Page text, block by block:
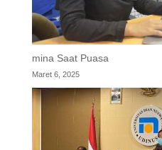
mina Saat Puasa
Maret 6, 2025